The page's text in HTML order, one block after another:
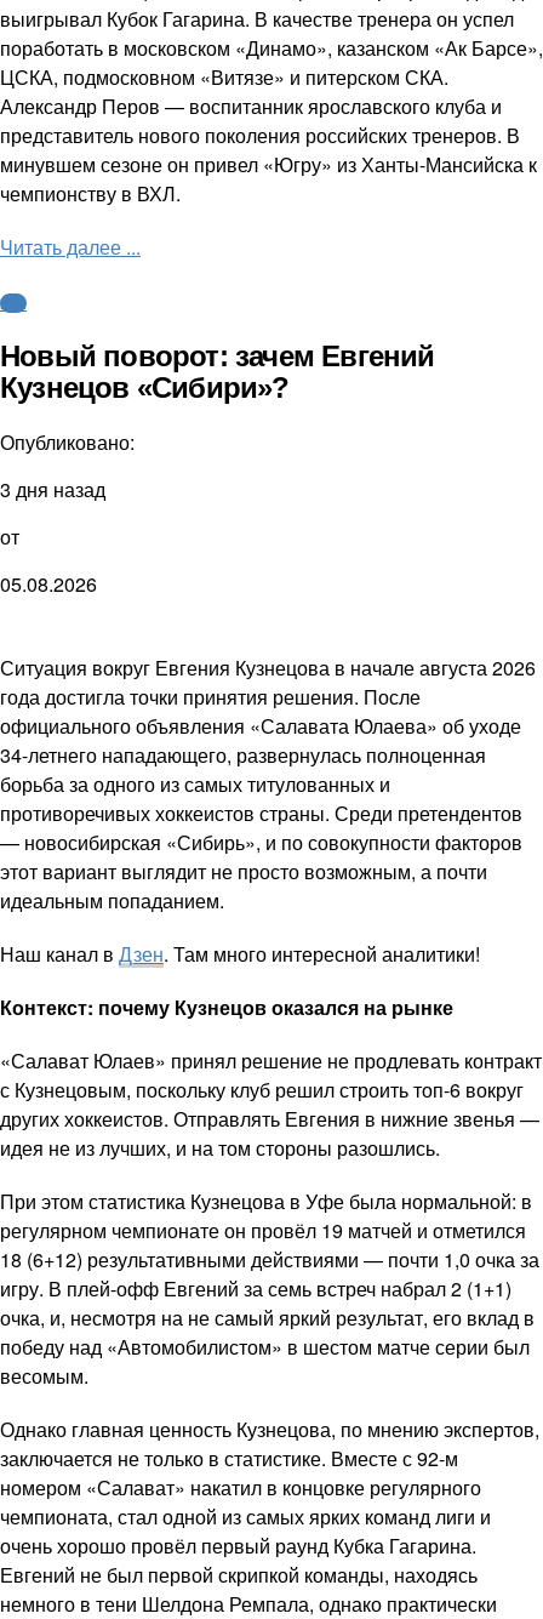
выигрывал Кубок Гагарина. В качестве тренера он успел
поработать в московском «Динамо», казанском «Ак Барсе»,
ЦСКА, подмосковном «Витязе» и питерском СКА.
Александр Перов — воспитанник ярославского клуба и
представитель нового поколения российских тренеров. В
минувшем сезоне он привел «Югру» из Ханты-Мансийска к
чемпионству в ВХЛ.
Читать далее ...
КХЛ
Новый поворот: зачем Евгений
Кузнецов «Сибири»?
Опубликовано:
3 дня назад
от
05.08.2026
Ситуация вокруг Евгения Кузнецова в начале августа 2026
года достигла точки принятия решения. После
официального объявления «Салавата Юлаева» об уходе
34-летнего нападающего, развернулась полноценная
борьба за одного из самых титулованных и
противоречивых хоккеистов страны. Среди претендентов
— новосибирская «Сибирь», и по совокупности факторов
этот вариант выглядит не просто возможным, а почти
идеальным попаданием.
Наш канал в Дзен. Там много интересной аналитики!
Контекст: почему Кузнецов оказался на рынке
«Салават Юлаев» принял решение не продлевать контракт
с Кузнецовым, поскольку клуб решил строить топ-6 вокруг
других хоккеистов. Отправлять Евгения в нижние звенья —
идея не из лучших, и на том стороны разошлись.
При этом статистика Кузнецова в Уфе была нормальной: в
регулярном чемпионате он провёл 19 матчей и отметился
18 (6+12) результативными действиями — почти 1,0 очка за
игру. В плей-офф Евгений за семь встреч набрал 2 (1+1)
очка, и, несмотря на не самый яркий результат, его вклад в
победу над «Автомобилистом» в шестом матче серии был
весомым.
Однако главная ценность Кузнецова, по мнению экспертов,
заключается не только в статистике. Вместе с 92-м
номером «Салават» накатил в концовке регулярного
чемпионата, стал одной из самых ярких команд лиги и
очень хорошо провёл первый раунд Кубка Гагарина.
Евгений не был первой скрипкой команды, находясь
немного в тени Шелдона Ремпала, однако практически